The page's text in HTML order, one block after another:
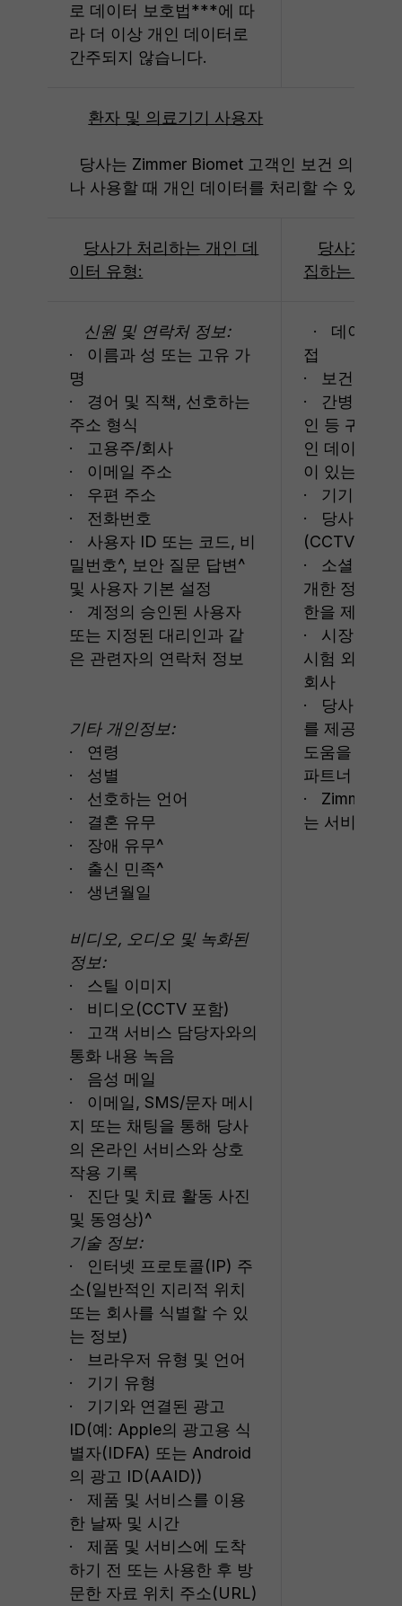
로 데이터 보호법***에 따
라 더 이상 개인 데이터로
간주되지 않습니다.
환자 및 의료기기 사용자
당사는 Zimmer Biomet 고객인 보건 의료
나 사용할 때 개인 데이터를 처리할 수 있습니
당사가 처리하는 개인 데
이터 유형:
당사가 개
집하는 출처:
신원 및 연락처 정보:
· 이름과 성 또는 고유 가
명
· 경어 및 직책, 선호하는
주소 형식
· 고용주/회사
· 이메일 주소
· 우편 주소
· 전화번호
· 사용자 ID 또는 코드, 비
밀번호^, 보안 질문 답변^
및 사용자 기본 설정
· 계정의 승인된 사용자
또는 지정된 대리인과 같
은 관련자의 연락처 정보
기타 개인정보:
· 연령
· 성별
· 선호하는 언어
· 결혼 유무
· 장애 유무^
· 출신 민족^
· 생년월일
비디오, 오디오 및 녹화된
정보:
· 스틸 이미지
· 비디오(CCTV 포함)
· 고객 서비스 담당자와의
통화 내용 녹음
· 음성 메일
· 이메일, SMS/문자 메시
지 또는 채팅을 통해 당사
의 온라인 서비스와 상호
작용 기록
· 진단 및 치료 활동 사진
및 동영상)^
기술 정보:
· 인터넷 프로토콜(IP) 주
소(일반적인 지리적 위치
또는 회사를 식별할 수 있
는 정보)
· 브라우저 유형 및 언어
· 기기 유형
· 기기와 연결된 광고
ID(예: Apple의 광고용 식
별자(IDFA) 또는 Android
의 광고 ID(AAID))
· 제품 및 서비스를 이용
한 날짜 및 시간
· 제품 및 서비스에 도착
하기 전 또는 사용한 후 방
문한 자료 위치 주소(URL)
· 데이터
접
· 보건 의료
· 간병인 또
인 등 귀하를
인 데이터를
이 있는 자
· 기기
· 당사의 보
(CCTV 포함)
· 소셜 미디
개한 정보에
한을 제공하
· 시장 조사
시험 외 연구
회사
· 당사의 제
를 제공하고
도움을 주는
파트너 또는
· Zimmer
는 서비스 이